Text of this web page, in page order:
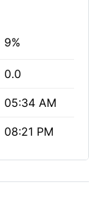
9%
0.0
05:34 AM
08:21 PM